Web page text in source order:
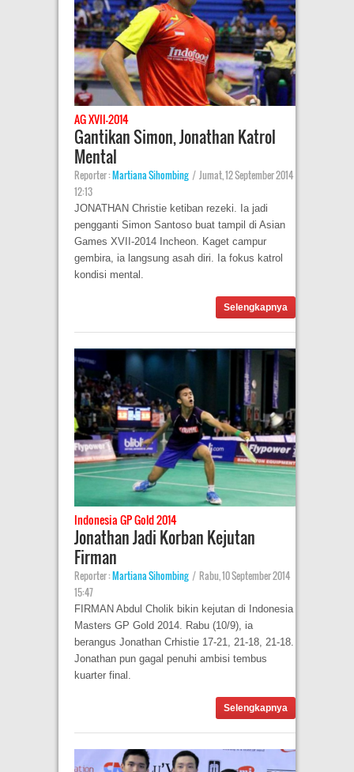
AG XVII-2014
Gantikan Simon, Jonathan Katrol
Mental
Reporter :Martiana Sihombing | Jumat, 12 September 2014
12:13
JONATHAN Christie ketiban rezeki. Ia jadi
pengganti Simon Santoso buat tampil di Asian
Games XVII-2014 Incheon. Kaget campur
gembira, ia langsung asah diri. Ia fokus katrol
kondisi mental.
Selengkapnya
Indonesia GP Gold 2014
Jonathan Jadi Korban Kejutan
Firman
Reporter :Martiana Sihombing | Rabu, 10 September 2014
15:47
FIRMAN Abdul Cholik bikin kejutan di Indonesia
Masters GP Gold 2014. Rabu (10/9), ia
berangus Jonathan Crhistie 17-21, 21-18, 21-18.
Jonathan pun gagal penuhi ambisi tembus
kuarter final.
Selengkapnya